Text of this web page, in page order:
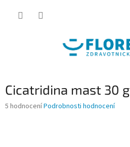
Cicatridina mast 30 g
Průměrné
5 hodnoceníPodrobnosti hodnocení